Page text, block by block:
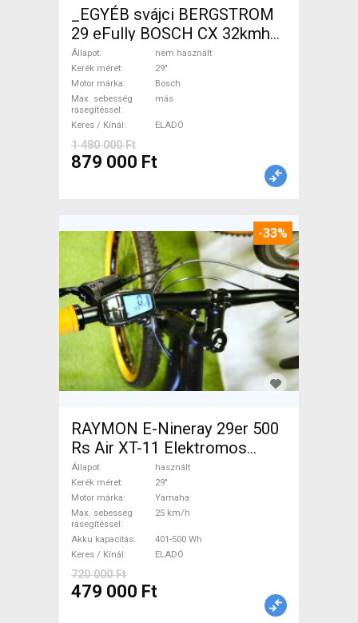
_EGYÉB svájci BERGSTROM
29 eFully BOSCH CX 32kmh
0km Elektromos Mountain
Bike 29" össztelós / fully
Bosch nem használt ELADÓ
Állapot
nem használt
Kerék méret
29"
Motor márka
Bosch
Max. sebesség
rásegítéssel
más
Keres / Kínál ELADÓ
1 480 000 Ft
879 000 Ft
-33%
RAYMON E-Nineray 29er 500
Rs Air XT-11 Elektromos
Mountain Bike 29" elöl
teleszkópos Yamaha használt
ELADÓ
Állapot
használt
Kerék méret
29"
Motor márka
Yamaha
Max. sebesség
rásegítéssel
25 km/h
Akku kapacitás
401-500 Wh
Keres / Kínál
ELADÓ
720 000 Ft
479 000 Ft